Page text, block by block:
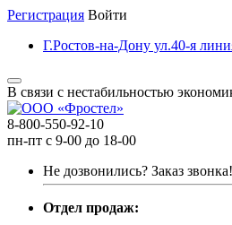
Регистрация Войти
Г.Ростов-на-Дону ул.40-я
В связи с нестабильностью
8-800-550-92-10
пн-пт с 9-00 до 18-00
Не дозвонились? Заказ звонка!
Отдел продаж: